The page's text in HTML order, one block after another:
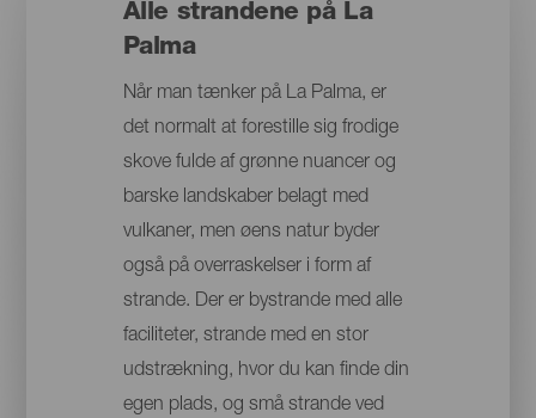
Alle strandene på La
Palma
Når man tænker på La Palma, er
det normalt at forestille sig frodige
skove fulde af grønne nuancer og
barske landskaber belagt med
vulkaner, men øens natur byder
også på overraskelser i form af
strande. Der er bystrande med alle
faciliteter, strande med en stor
udstrækning, hvor du kan finde din
egen plads, og små strande ved